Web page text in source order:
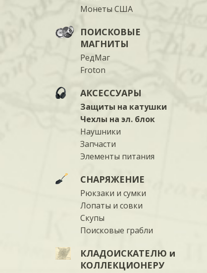
Монеты США
ПОИСКОВЫЕ
МАГНИТЫ
РедМаг
Froton
АКСЕССУАРЫ
Защиты на катушки
Чехлы на эл. блок
Наушники
Запчасти
Элементы питания
СНАРЯЖЕНИЕ
Рюкзаки и сумки
Лопаты и совки
Скупы
Поисковые грабли
КЛАДОИСКАТЕЛЮ и
КОЛЛЕКЦИОНЕРУ